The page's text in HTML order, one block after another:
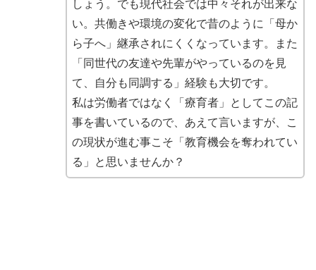
しょう。 でも現代社会では中々それが出来な
い。 共働きや環境の変化で昔のように「母か
ら子へ」 継承されにくくなっています。また
「 同世代の友達や先輩がやっているのを見
て、自分も同調する」 経験も大切です。
私は労働者ではなく「療育者」としてこの記
事を書いているので、 あえて言いますが、こ
の現状が進む事こそ「 教育機会を奪われてい
る」と思いませんか？